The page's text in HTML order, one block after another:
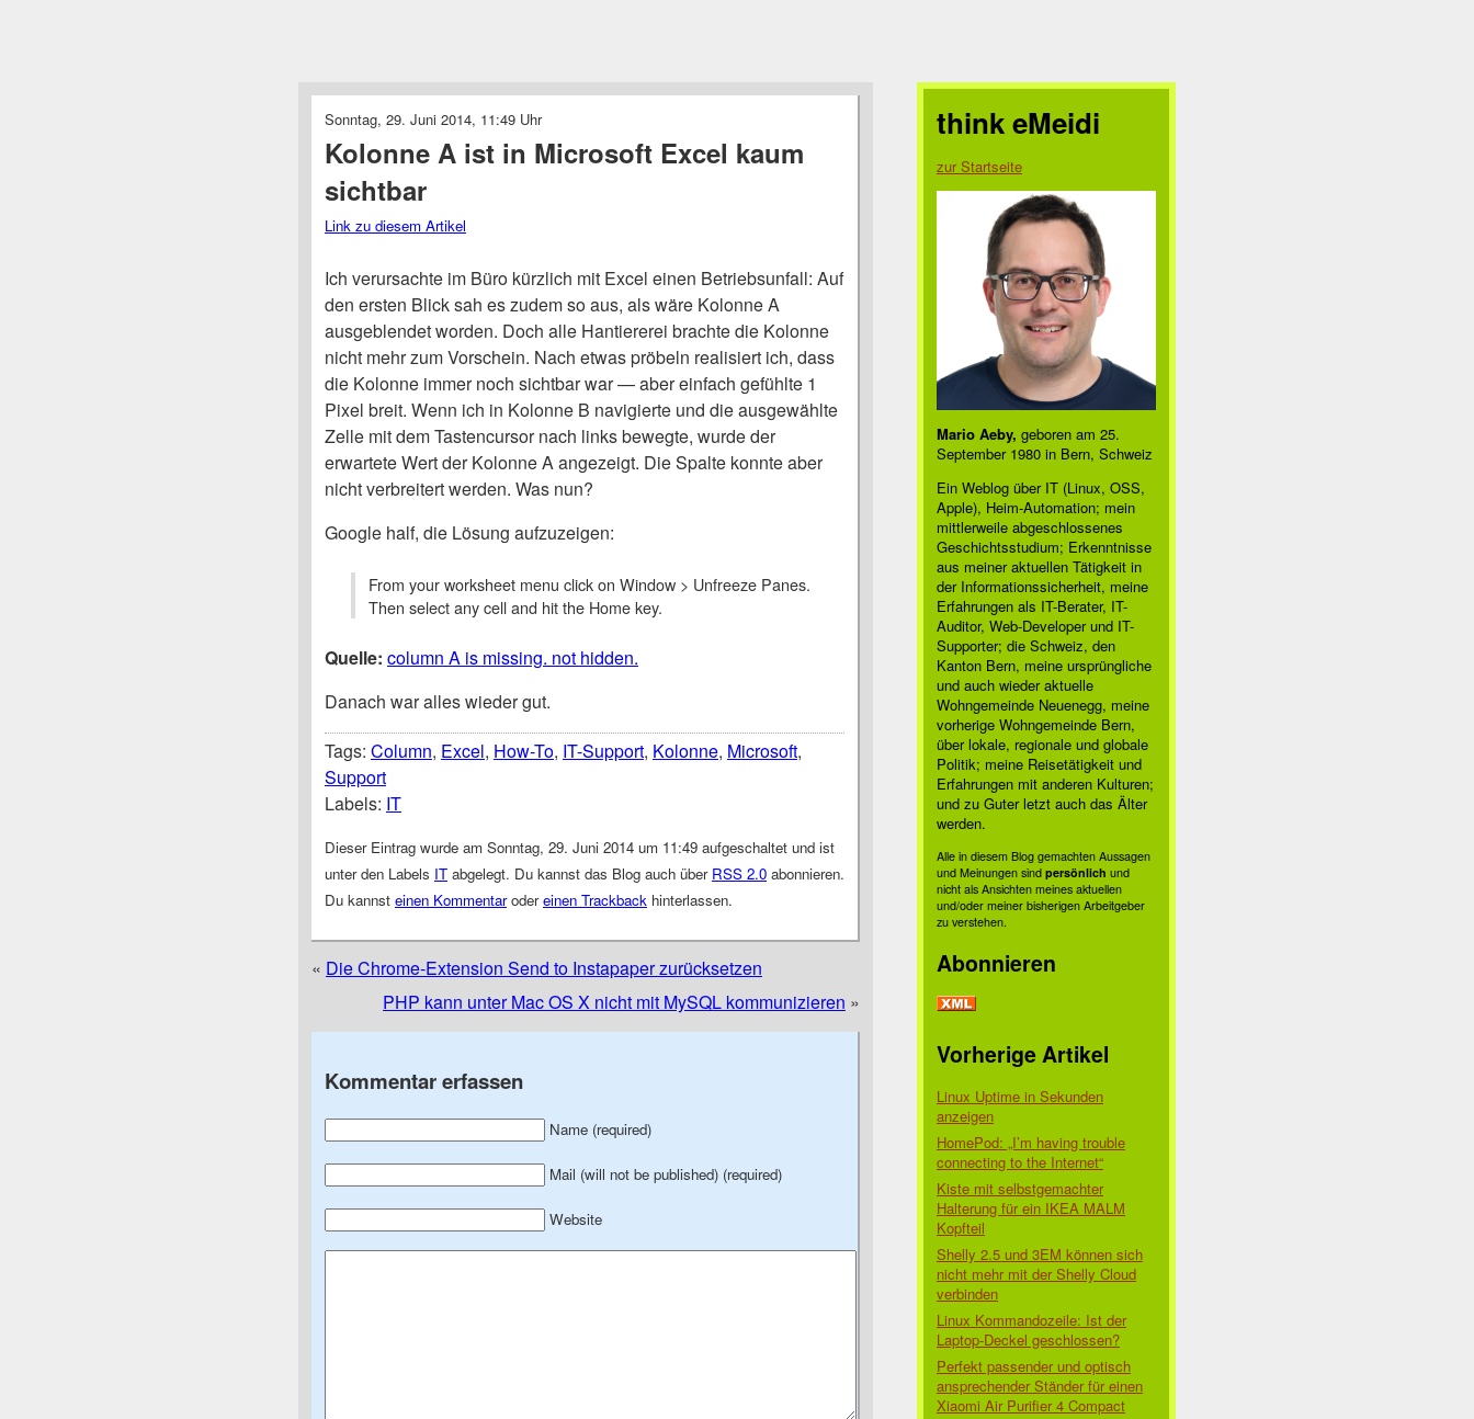
Sonntag, 29. Juni 2014, 11:49 Uhr
Kolonne A ist in Microsoft Excel kaum
sichtbar
Link zu diesem Artikel
Ich verursachte im Büro kürzlich mit Excel einen Betriebsunfall: Auf
den ersten Blick sah es zudem so aus, als wäre Kolonne A
ausgeblendet worden. Doch alle Hantiererei brachte die Kolonne
nicht mehr zum Vorschein. Nach etwas pröbeln realisiert ich, dass
die Kolonne immer noch sichtbar war — aber einfach gefühlte 1
Pixel breit. Wenn ich in Kolonne B navigierte und die ausgewählte
Zelle mit dem Tastencursor nach links bewegte, wurde der
erwartete Wert der Kolonne A angezeigt. Die Spalte konnte aber
nicht verbreitert werden. Was nun?
Google half, die Lösung aufzuzeigen:
From your worksheet menu click on Window > Unfreeze Panes.
Then select any cell and hit the Home key.
Quelle: column A is missing. not hidden.
Danach war alles wieder gut.
Tags: Column, Excel, How-To, IT-Support, Kolonne, Microsoft,
Support
Labels: IT
Dieser Eintrag wurde am Sonntag, 29. Juni 2014 um 11:49 aufgeschaltet und ist
unter den Labels IT abgelegt. Du kannst das Blog auch über RSS 2.0 abonnieren.
Du kannst einen Kommentarodereinen Trackback hinterlassen.
« Die Chrome-Extension Send to Instapaper zurücksetzen
PHP kann unter Mac OS X nicht mit MySQL kommunizieren »
Kommentar erfassen
Name (required)
Mail (will not be published) (required)
Website
think eMeidi
zur Startseite
Mario Aeby, geboren am 25.
September 1980 in Bern, Schweiz
Ein Weblog über IT (Linux, OSS,
Apple), Heim-Automation; mein
mittlerweile abgeschlossenes
Geschichtsstudium; Erkenntnisse
aus meiner aktuellen Tätigkeit in
der Informationssicherheit, meine
Erfahrungen als IT-Berater, IT-
Auditor, Web-Developer und IT-
Supporter; die Schweiz, den
Kanton Bern, meine ursprüngliche
und auch wieder aktuelle
Wohngemeinde Neuenegg, meine
vorherige Wohngemeinde Bern,
über lokale, regionale und globale
Politik; meine Reisetätigkeit und
Erfahrungen mit anderen Kulturen;
und zu Guter letzt auch das Älter
werden.
Alle in diesem Blog gemachten Aussagen
und Meinungen sind persönlich und
nicht als Ansichten meines aktuellen
und/oder meiner bisherigen Arbeitgeber
zu verstehen.
Abonnieren
Vorherige Artikel
Linux Uptime in Sekunden
anzeigen
HomePod: „I’m having trouble
connecting to the Internet“
Kiste mit selbstgemachter
Halterung für ein IKEA MALM
Kopfteil
Shelly 2.5 und 3EM können sich
nicht mehr mit der Shelly Cloud
verbinden
Linux Kommandozeile: Ist der
Laptop-Deckel geschlossen?
Perfekt passender und optisch
ansprechender Ständer für einen
Xiaomi Air Purifier 4 Compact